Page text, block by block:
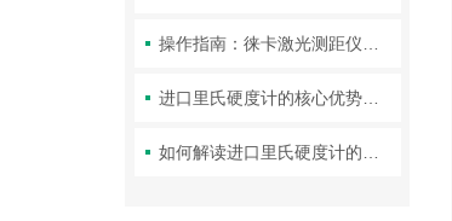
进口里氏硬度计的核心优势：精度、耐用性与多功能性